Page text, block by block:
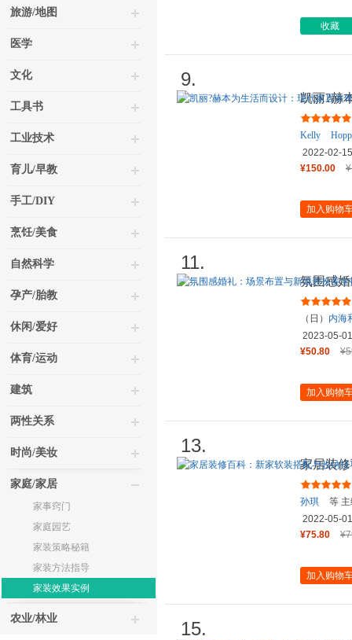
旅游/地图
医学
文化
工具书
工业技术
育儿/早教
手工/DIY
烹饪/美食
自然科学
孕产/胎教
休闲/爱好
体育/运动
建筑
两性关系
时尚/美妆
家庭/家居
家事窍门
家庭园艺
家装策略秘籍
家装方法指导
家装效果实例
农业/林业
收藏
9.
凯丽?赫
格与设
Kelly
2022-02-15
¥150.00
加入购物
11.
氛围感
南
（日） 内海
2023-05-01
¥50.80
加入购物
13.
家居装
孙琪
等
2022-05-01
¥75.80
加入购物
15.